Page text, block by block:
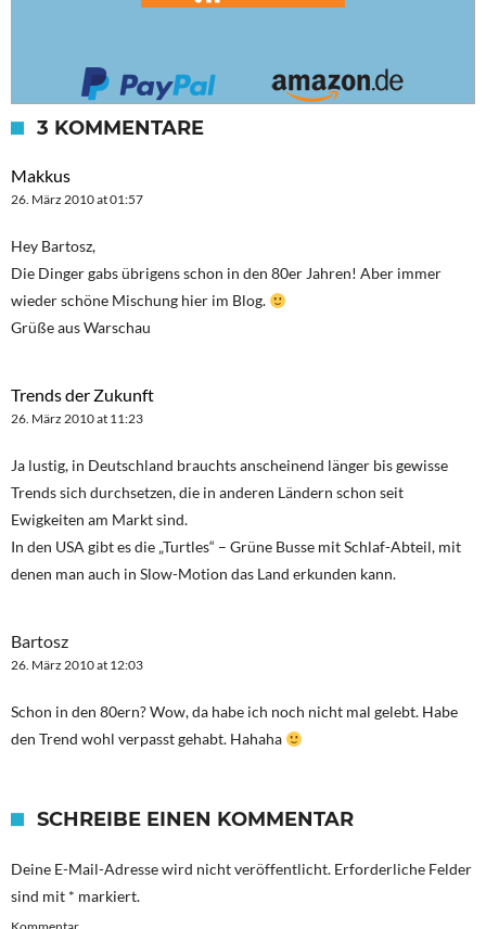
3 KOMMENTARE
Makkus
26. März 2010 at 01:57
Hey Bartosz,
Die Dinger gabs übrigens schon in den 80er Jahren! Aber immer
wieder schöne Mischung hier im Blog.
Grüße aus Warschau
Trends der Zukunft
26. März 2010 at 11:23
Ja lustig, in Deutschland brauchts anscheinend länger bis gewisse
Trends sich durchsetzen, die in anderen Ländern schon seit
Ewigkeiten am Markt sind.
In den USA gibt es die „Turtles“ – Grüne Busse mit Schlaf-Abteil, mit
denen man auch in Slow-Motion das Land erkunden kann.
Bartosz
26. März 2010 at 12:03
Schon in den 80ern? Wow, da habe ich noch nicht mal gelebt. Habe
den Trend wohl verpasst gehabt. Hahaha
SCHREIBE EINEN KOMMENTAR
Deine E-Mail-Adresse wird nicht veröffentlicht. Erforderliche Felder
sind mit * markiert.